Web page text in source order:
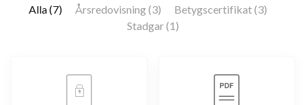
Alla (7)
Årsredovisning (3)
Betygscertifikat (3)
Stadgar (1)